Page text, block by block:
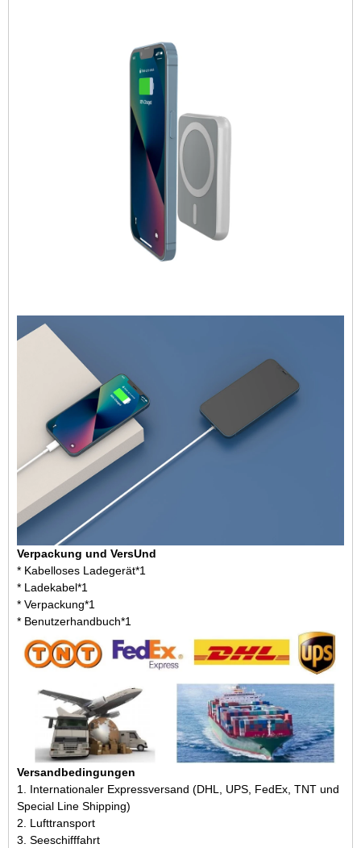
Verpackung und VersUnd
* Kabelloses Ladegerät*1
* Ladekabel*1
* Verpackung*1
* Benutzerhandbuch*1
Versandbedingungen
1. Internationaler Expressversand (DHL, UPS, FedEx, TNT und
Special Line Shipping)
2. Lufttransport
3. Seeschifffahrt